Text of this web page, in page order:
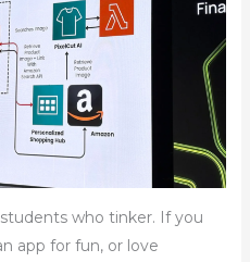
who tinker. If you
app for fun, or love